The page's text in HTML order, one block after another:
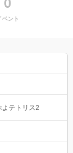
0
ベント
よテトリス2